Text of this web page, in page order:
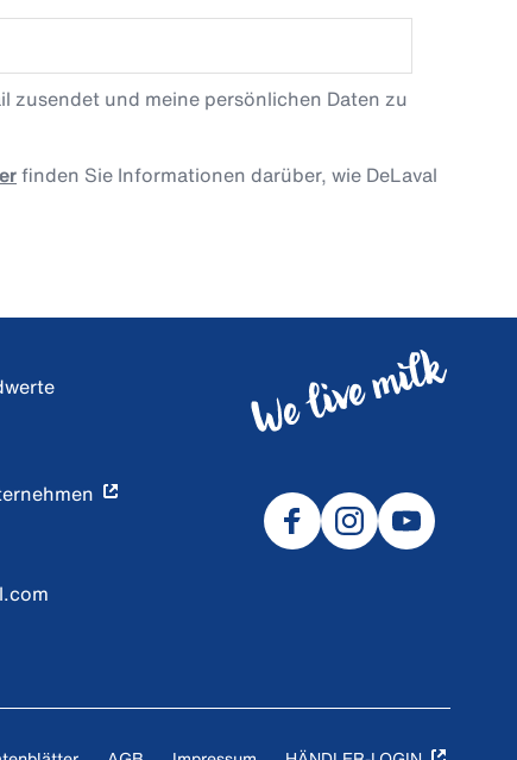
zusendet und meine persönlichen Daten zu
finden Sie Informationen darüber, wie DeLaval